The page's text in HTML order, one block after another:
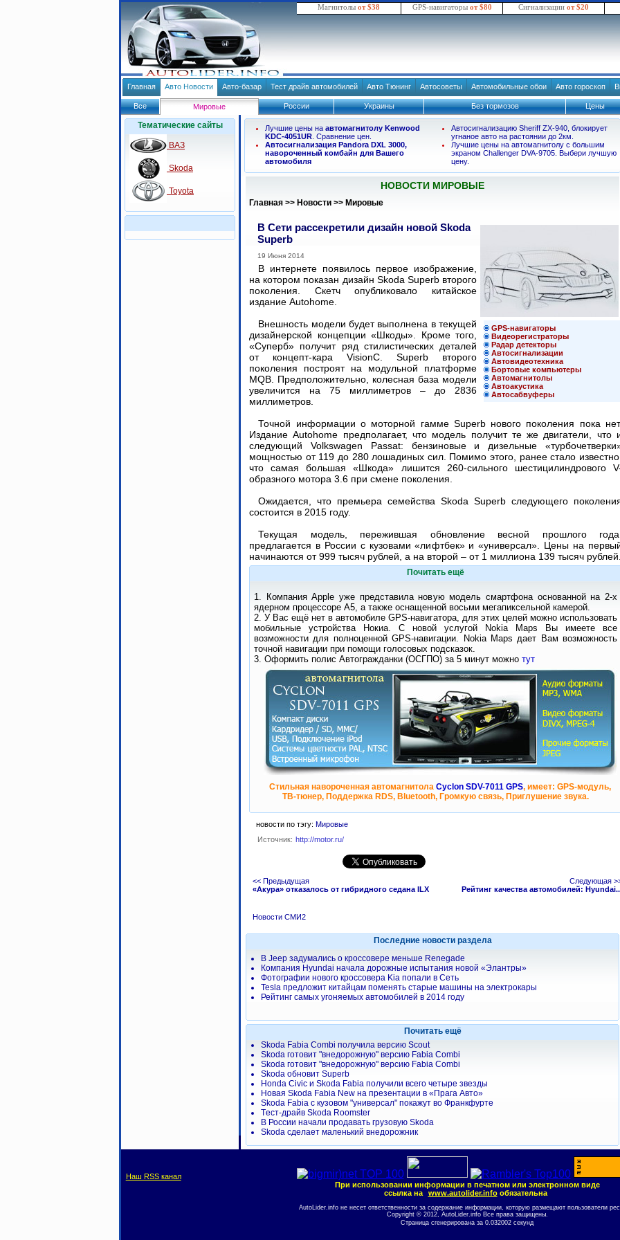
Магнитолы от $38 GPS-навигаторы от $80 Сигнализации от $20
Главная Авто Новости Авто-базар Тест драйв автомобилей Авто Тюнинг Автосоветы Автомобильные обои Авто гороскоп
Все Мировые России Украины Без тормозов Цены
Тематические сайты
ВАЗ
Skoda
Toyota
Лучшие цены на автомагнитолу Kenwood
KDC-4051UR . Сравнение цен.
Автосигнализация Pandora DXL 3000,
навороченный комбайн для Вашего
автомобиля
Автосигнализацию Sheriff ZX-940, блокирует
угнаное авто на растоянии до 2км.
Лучшие цены на автомагнитолу с большим
экраном Challenger DVA-9705. Выбери лучшую
цену.
НОВОСТИ МИРОВЫЕ
Главная >> Новости >> Мировые
GPS-навигаторы
Видеорегистраторы
Радар детекторы
Автосигнализации
Автовидеотехника
Бортовые компьютеры
Автомагнитолы
Автоакустика
Автосабвуферы
В Сети рассекретили дизайн новой Skoda
Superb
19 Июня 2014
В интернете появилось первое изображение,
на котором показан дизайн Skoda Superb второго
поколения. Скетч опубликовало китайское
издание Autohome.
Внешность модели будет выполнена в текущей
дизайнерской концепции «Шкоды». Кроме того,
«Суперб» получит ряд стилистических деталей
от концепт-кара VisionC. Superb второго
поколения построят на модульной платформе
MQB. Предположительно, колесная база модели
увеличится на 75 миллиметров – до 2836
миллиметров.
Точной информации о моторной гамме Superb нового поколения пока
Издание Autohome предполагает, что модель получит те же двигатели, что
следующий Volkswagen Passat: бензиновые и дизельные
мощностью от 119 до 280 лошадиных сил. Помимо этого, ранее стало
что самая большая «Шкода» лишится 260-сильного шестицилиндрового
образного мотора 3.6 при смене поколения.
Ожидается, что премьера семейства Skoda Superb следующего
состоится в 2015 году.
Текущая модель, пережившая обновление весной прошлого
предлагается в России с кузовами «лифтбек» и «универсал». Цены на
начинаются от 999 тысяч рублей, а на второй – от 1 миллиона 139 тысяч
Почитать ещё
1. Компания Apple уже представила новую модель смартфона основанной на 2-х
ядерном процессоре А5, а также оснащенной восьми мегапиксельной камерой.
2. У Вас ещё нет в автомобиле GPS-навигатора, для этих целей можно использовать
мобильные устройства Нокиа. С новой услугой Nokia Maps Вы имеете все
возможности для полноценной GPS-навигации. Nokia Maps дает Вам возможность
точной навигации при помощи голосовых подсказок.
3. Оформить полис Автогражданки (ОСГПО) за 5 минут можно тут
Стильная навороченная автомагнитолаCyclon SDV-7011 GPS, имеет: GPS-модуль,
ТВ-тюнер, Поддержка RDS, Bluetooth, Громкую связь, Приглушение звука.
новости по тэгу: Мировые
Источник: http://motor.ru/
<< Предыдущая
«Акура» отказалось от гибридного седана ILX
Следующая
Рейтинг качества автомобилей:
Новости СМИ2
Последние новости раздела
В Jeep задумались о кроссовере меньше Renegade
Компания Hyundai начала дорожные испытания новой «Элантры»
Фотографии нового кроссовера Kia попали в Сеть
Tesla предложит китайцам поменять старые машины на электрокары
Рейтинг самых угоняемых автомобилей в 2014 году
Почитать ещё
Skoda Fabia Combi получила версию Scout
Skoda готовит "внедорожную" версию Fabia Combi
Skoda готовит "внедорожную" версию Fabia Combi
Skoda обновит Superb
Honda Civic и Skoda Fabia получили всего четыре звезды
Новая Skoda Fabia New на презентации в «Прага Авто»
Skoda Fabia с кузовом "универсал" покажут во Франкфурте
Tест-драйв Skoda Roomster
В России начали продавать грузовую Skoda
Skoda сделает маленький внедорожник
Наш RSS канал
При использовании информации в печатном или электронном виде
ссылка на
www.autolider.infoобязательна
AutoLider.info не несет ответственности за содержание информации, которую размещают пользователи
Copyright © 2012, AutoLider.info Все права защищены.
Страница сгенерирована за 0.032002 секунд